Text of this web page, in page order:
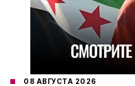
08 АВГУСТА 2026